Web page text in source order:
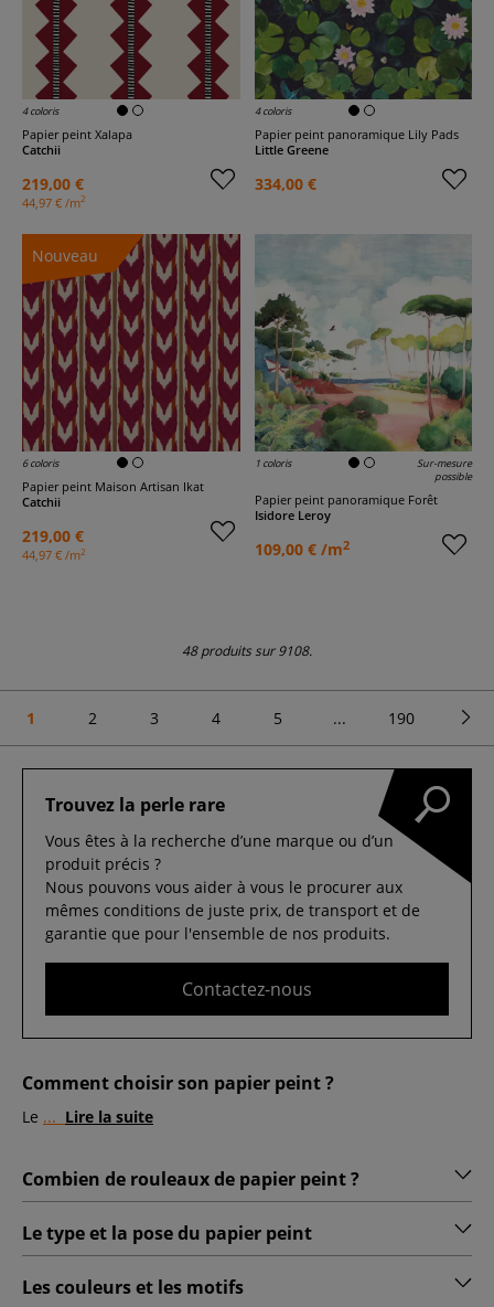
4 coloris
Papier peint Xalapa
Catchii
219,00 €
44,97 € /m2
4 coloris
Papier peint panoramique Lily Pads
Little Greene
334,00 €
Nouveau
6 coloris
Papier peint Maison Artisan Ikat
Catchii
219,00 €
44,97 € /m2
1 coloris
Sur-mesure
possible
Papier peint panoramique Forêt
Isidore Leroy
109,00 € /m2
48 produits sur 9108.
1 2 3 4 5 ... 190
Trouvez la perle rare
Vous êtes à la recherche d’une marque ou d’un
produit précis ?
Nous pouvons vous aider à vous le procurer aux
mêmes conditions de juste prix, de transport et de
garantie que pour l'ensemble de nos produits.
Contactez-nous
Comment choisir son papier peint ?
Le ... Lire la suite
Combien de rouleaux de papier peint ?
Le type et la pose du papier peint
Les couleurs et les motifs